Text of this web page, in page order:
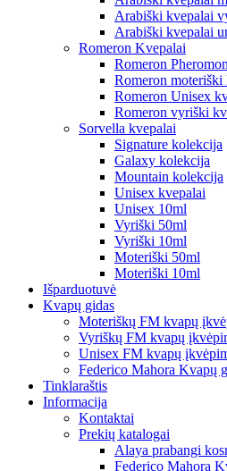
Arabiški kvepalai
Arabiški kvepalai
Romeron Kvepalai
Romeron
Romeron moteriški
Romeron Unisex
Romeron vyriški
Sorvella kvepalai
Signature kolekcija
Galaxy kolekcija
Mountain kolekcija
Unisex kvepalai
Unisex 10ml
Vyriški 50ml
Vyriški 10ml
Moteriški 50ml
Moteriški 10ml
Išparduotuvė
Kvapų gidas
Moteriškų FM kvapų
Vyriškų FM kvapų
Unisex FM kvapų
Federico Mahora Kvapų
Tinklaraštis
Informacija
Kontaktai
Prekių katalogai
Alaya prabangi
Federico Mahora